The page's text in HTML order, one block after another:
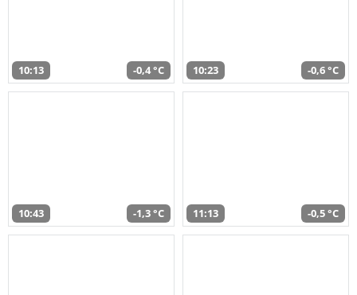
10:13 -0,4 °C 10:23 -0,6 °C
10:43 -1,3 °C 11:13 -0,5 °C